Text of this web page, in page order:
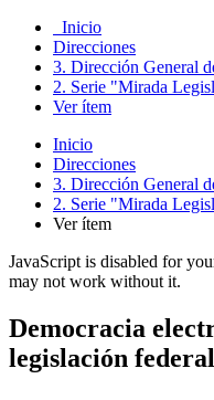
Inicio
Direcciones
3. Dirección General
2. Serie "Mirada
Ver ítem
Inicio
Direcciones
3. Dirección General
2. Serie "Mirada
Ver ítem
JavaScript is disabled for
may not work without it.
Democracia
legislación